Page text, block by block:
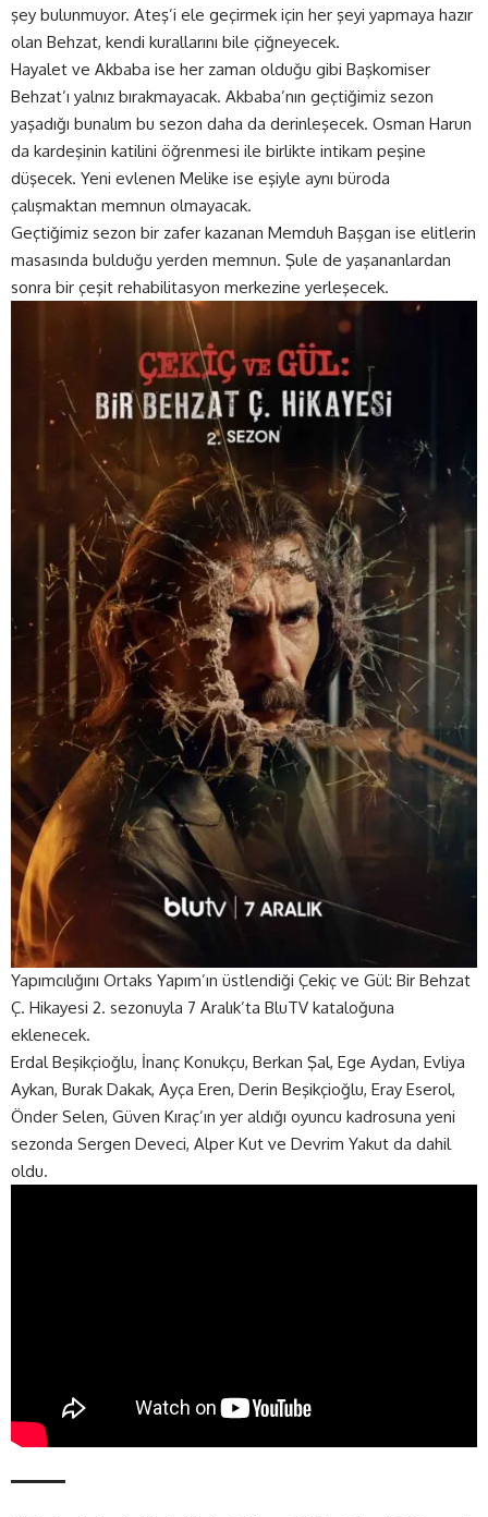
şey bulunmuyor. Ateş’i ele geçirmek için her şeyi yapmaya hazır
olan Behzat, kendi kurallarını bile çiğneyecek.
Hayalet ve Akbaba ise her zaman olduğu gibi Başkomiser
Behzat’ı yalnız bırakmayacak. Akbaba’nın geçtiğimiz sezon
yaşadığı bunalım bu sezon daha da derinleşecek. Osman Harun
da kardeşinin katilini öğrenmesi ile birlikte intikam peşine
düşecek. Yeni evlenen Melike ise eşiyle aynı büroda
çalışmaktan memnun olmayacak.
Geçtiğimiz sezon bir zafer kazanan Memduh Başgan ise elitlerin
masasında bulduğu yerden memnun. Şule de yaşananlardan
sonra bir çeşit rehabilitasyon merkezine yerleşecek.
Yapımcılığını Ortaks Yapım’ın üstlendiği Çekiç ve Gül: Bir Behzat
Ç. Hikayesi 2. sezonuyla 7 Aralık’ta BluTV kataloğuna
eklenecek.
Erdal Beşikçioğlu, İnanç Konukçu, Berkan Şal, Ege Aydan, Evliya
Aykan, Burak Dakak, Ayça Eren, Derin Beşikçioğlu, Eray Eserol,
Önder Selen, Güven Kıraç’ın yer aldığı oyuncu kadrosuna yeni
sezonda Sergen Deveci, Alper Kut ve Devrim Yakut da dahil
oldu.